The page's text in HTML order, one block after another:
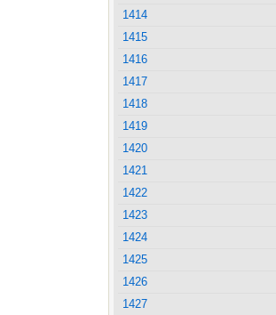
1414
1415
1416
1417
1418
1419
1420
1421
1422
1423
1424
1425
1426
1427